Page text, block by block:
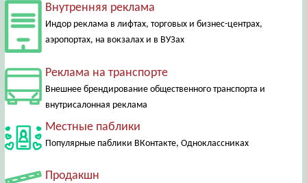
Внутренняя реклама
Индор реклама в лифтах, торговых и бизнес-центрах,
аэропортах, на вокзалах и в ВУЗах
Реклама на транспорте
Внешнее брендирование общественного транспорта и
внутрисалонная реклама
Местные паблики
Популярные паблики ВКонтакте, Одноклассниках
Продакшн